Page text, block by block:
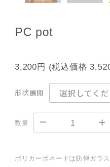
PC pot
3,200円 (税込価格
形状展開
数量
ポリカーボネードは防弾ガラ